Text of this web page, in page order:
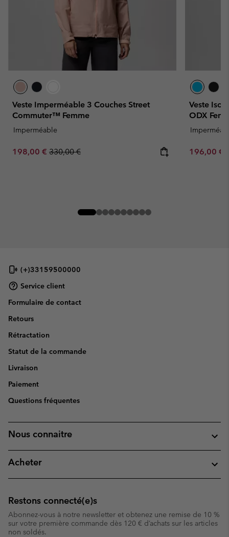
Veste Imperméable 3 Couches Street
Commuter™ Femme
Imperméable
Sale price:
198,00 € Regular price:
330,00 €
Veste
ODX
Sale price:
196,00 €
(+)33159500000
Service client
Formulaire de contact
Retours
Rétractation
Statut de la commande
Livraison
Paiement
Questions fréquentes
Nous connaitre
Acheter
Restons connecté(e)s
Abonnez-vous à notre newsletter et obtenez une remise de 10 %
sur votre première commande dès 120 € d’achats sur les articles
non soldés.